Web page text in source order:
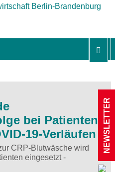
bei Patienten
19-Verläufen
CRP-Blutwäsche wird
eingesetzt -
NEWSLETTER